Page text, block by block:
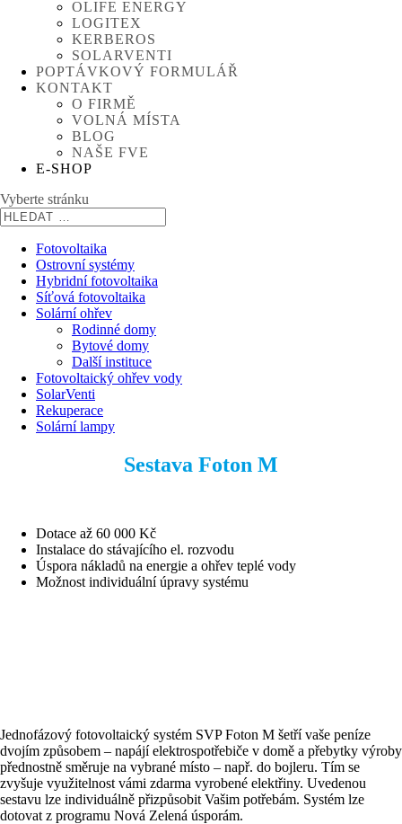
OLIFE ENERGY
LOGITEX
KERBEROS
SOLARVENTI
POPTÁVKOVÝ FORMULÁŘ
KONTAKT
O FIRMĚ
VOLNÁ MÍSTA
BLOG
NAŠE FVE
E-SHOP
Vyberte stránku
Fotovoltaika
Ostrovní systémy
Hybridní fotovoltaika
Síťová fotovoltaika
Solární ohřev
Rodinné domy
Bytové domy
Další instituce
Fotovoltaický ohřev vody
SolarVenti
Rekuperace
Solární lampy
Sestava Foton M
Dotace až 60 000 Kč
Instalace do stávajícího el. rozvodu
Úspora nákladů na energie a ohřev teplé vody
Možnost individuální úpravy systému
Jednofázový fotovoltaický systém SVP Foton M šetří vaše peníze
dvojím způsobem – napájí elektrospotřebiče v domě a přebytky výroby
přednostně směruje na vybrané místo – např. do bojleru. Tím se
zvyšuje využitelnost vámi zdarma vyrobené elektřiny. Uvedenou
sestavu lze individuálně přizpůsobit Vašim potřebám. Systém lze
dotovat z programu Nová Zelená úsporám.